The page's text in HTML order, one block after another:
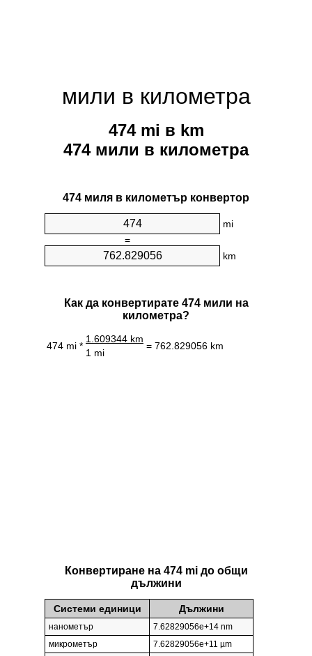
мили в километра
474 mi в km
474 мили в километра
474 миля в километър конвертор
mi
=
km
Как да конвертирате 474 мили на
километра?
474 mi *
1.609344 km
= 762.829056 km
1 mi
Конвертиране на 474 mi до общи
дължини
Системи единици Дължини
нанометър
7.62829056e+14 nm
микрометър
7.62829056e+11 µm